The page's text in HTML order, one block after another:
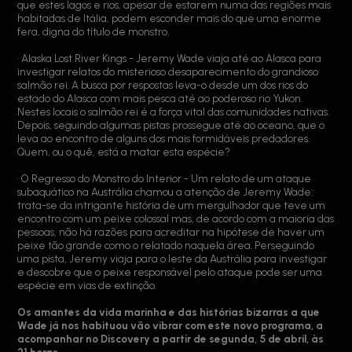
que estes lagos e rios, apesar de estarem numa das regiões mais
habitadas de Itália, podem esconder mais do que uma enorme
fera, digna do título de monstro.
• Alaska Lost River Kings - Jeremy Wade viaja até ao Alasca para
investigar relatos do misterioso desaparecimento do grandioso
salmão rei. A busca por respostas leva-o desde um dos rios do
estado do Alasca com mais pesca até ao poderoso rio Yukon.
Nestes locais o salmão rei é a força vital das comunidades nativas.
Depois, seguindo algumas pistas prossegue até ao oceano, que o
leva ao encontro de alguns dos mais formidáveis predadores.
Quem, ou o quê, está a matar esta espécie?
• O Regresso do Monstro do Interior - Um relato de um ataque
subaquático na Austrália chamou a atenção de Jeremy Wade:
trata-se da intrigante história de um mergulhador que teve um
encontro com um peixe colossal mas, de acordo com a maioria das
pessoas, não há razões para acreditar na hipótese de haver um
peixe tão grande como o relatado naquela área. Perseguindo
uma pista, Jeremy viaja para o leste da Austrália para investigar
e descobre que o peixe responsável pelo ataque pode ser uma
espécie em vias de extinção.
Os amantes da vida marinha e das histórias bizarras a que
Wade já nos habituou vão vibrar com este novo programa, a
acompanhar no Discovery a partir de segunda, 5 de abril, às